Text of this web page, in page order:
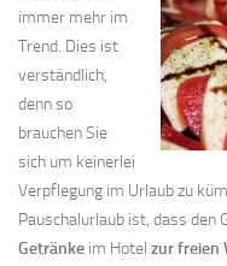
immer mehr im
Trend. Dies ist
verständlich,
denn so
brauchen Sie
sich um keinerlei
Verpflegung im Urlaub zu
Pauschalurlaub ist, dass den
Getränke im Hotel zur freien